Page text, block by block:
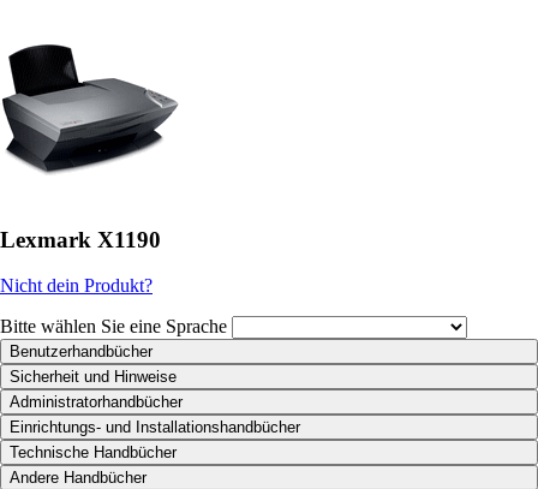
Lexmark X1190
Nicht dein Produkt?
Bitte wählen Sie eine Sprache
Benutzerhandbücher
Sicherheit und Hinweise
Administratorhandbücher
Einrichtungs- und Installationshandbücher
Technische Handbücher
Andere Handbücher